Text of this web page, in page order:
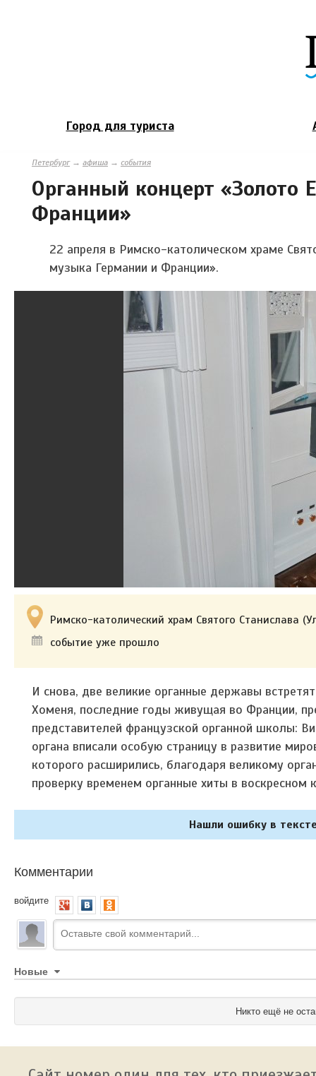
Город для туриста
Петербург→ афиша → события
Органный концерт «Золото
Франции»
22 апреля в Римско-католическом храме
музыка Германии и Франции».
Римско-католический храм Святого Станислава
событие уже прошло
И снова, две великие органные державы
Хоменя, последние годы живущая во Франции,
представителей французской органной школы:
органа вписали особую страницу в развитие
которого расширились, благодаря великому
проверку временем органные хиты в воскресном
Нашли ошибку в
Комментарии
войдите
Новые
Никто ещё не